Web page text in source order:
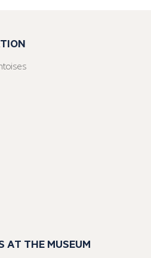
AT THE MUSEUM